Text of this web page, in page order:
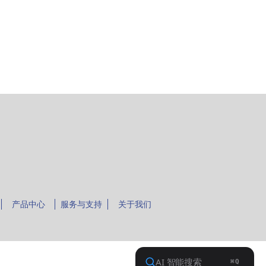
产品中心 服务与支持 关于我们